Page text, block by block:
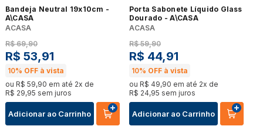
Bandeja Neutral 19x10cm -
A\CASA
ACASA
R$ 69,90
R$ 53,91
10% OFF à vista
ou R$ 59,90 em até 2x de
R$ 29,95 sem juros
Adicionar ao Carrinho
Porta Sabonete Líquido Glass
Dourado - A\CASA
ACASA
R$ 59,90
R$ 44,91
10% OFF à vista
ou R$ 49,90 em até 2x de
R$ 24,95 sem juros
Adicionar ao Carrinho